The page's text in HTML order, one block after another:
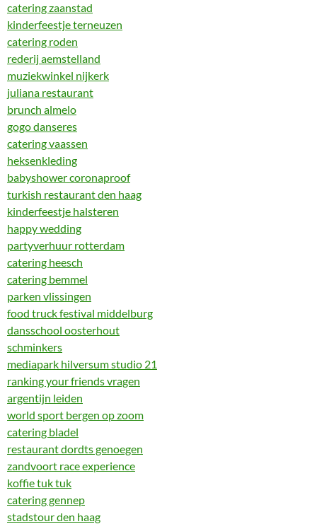
catering zaanstad
kinderfeestje terneuzen
catering roden
rederij aemstelland
muziekwinkel nijkerk
juliana restaurant
brunch almelo
gogo danseres
catering vaassen
heksenkleding
babyshower coronaproof
turkish restaurant den haag
kinderfeestje halsteren
happy wedding
partyverhuur rotterdam
catering heesch
catering bemmel
parken vlissingen
food truck festival middelburg
dansschool oosterhout
schminkers
mediapark hilversum studio 21
ranking your friends vragen
argentijn leiden
world sport bergen op zoom
catering bladel
restaurant dordts genoegen
zandvoort race experience
koffie tuk tuk
catering gennep
stadstour den haag